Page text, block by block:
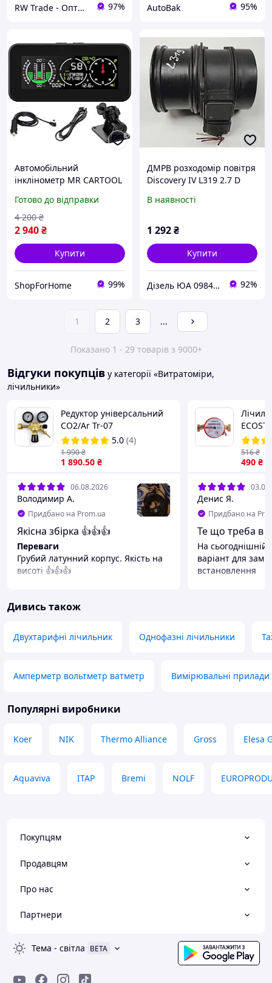
RW Trade - Оптово-роздрібний інтернет-магазин 97% AutoBak 95%
Автомобільний
інклінометр MR CARTOOL
навігатор, проекційний
дисплей, спідометр, кут
тангажу, кут крену
Готово до відправки
2 940₴
4 200 ₴
Купити
ShopForHome 99%
ДМРВ розходомір повітря
Discovery IV L319 2.7 D
В наявності
1 292₴
Купити
Дізель ЮА 0984784109 автозапчастини 92%
1 2 3 ...
Показано 1 - 29 товарів з 9000+
Відгуки покупців у категорії «Витратоміри,
лічильники»
Редуктор універсальний
СО2/Ar Tr-07
5.0 (4)
1 890.50 ₴
1 990₴
06.08.2026
Володимир А.
Придбано на Prom.ua
Якісна збірка 👍👍👍
Переваги
Грубий латунний корпус. Якість на
висоті 👍👍👍
490 ₴
516₴
Денис Я.
Придбано на
Те що треба в
На
варіант для
встановлення
що підклинював
Дивись також
Двухтарифні лічильник Однофазні лічильники
Амперметр вольтметр ватметр Вимірювальні прилади
Популярні виробники
Koer NIK Thermo Alliance Gross Elesa
Aquaviva ITAP Bremi NOLF
Покупцям
Продавцям
Про нас
Партнери
Тема - світла BETA